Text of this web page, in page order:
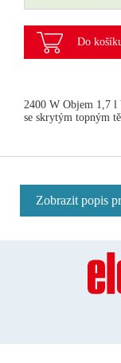
Do
2400 W Objem 1,7 l
se skrytým topným
Zobrazit popis